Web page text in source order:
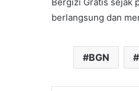
berlangsung dan
BGN